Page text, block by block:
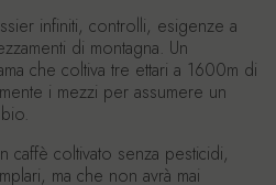
infiniti, controlli, esigenze a
di montagna. Un
che coltiva tre ettari a 1600m di
i mezzi per assumere un
caffè coltivato senza pesticidi,
ma che non avrà mai